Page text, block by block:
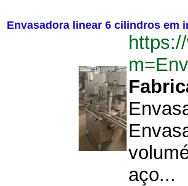
Envasadora linear 6 cilindros em
aço...